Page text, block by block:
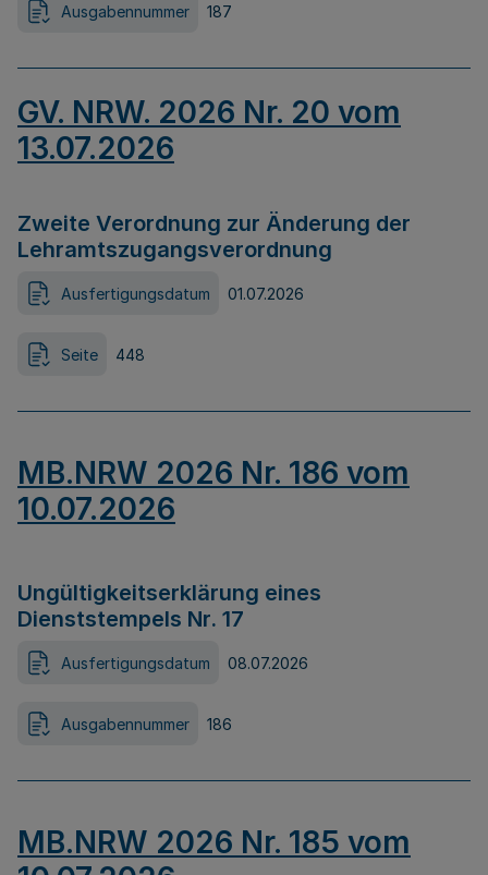
Ausgabennummer 187
GV. NRW. 2026 Nr. 20 vom
13.07.2026
Zweite Verordnung zur Änderung der
Lehramtszugangsverordnung
Ausfertigungsdatum 01.07.2026
Seite 448
MB.NRW 2026 Nr. 186 vom
10.07.2026
Ungültigkeitserklärung eines
Dienststempels Nr. 17
Ausfertigungsdatum 08.07.2026
Ausgabennummer 186
MB.NRW 2026 Nr. 185 vom